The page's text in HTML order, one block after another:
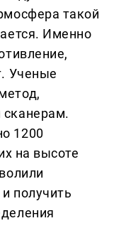
такой
Именно
Ученые
1200
на высоте
получить